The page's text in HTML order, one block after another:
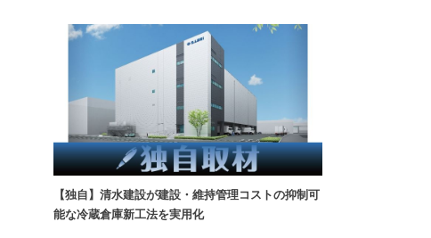
【独自】清水建設が建設・維持管理コストの抑制可
能な冷蔵倉庫新工法を実用化